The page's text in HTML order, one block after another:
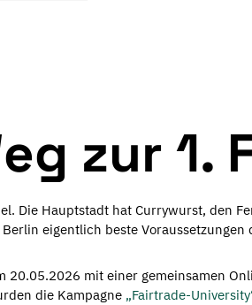
zur 1.
Die Hauptstadt hat Currywurst, den
eigentlich beste Voraussetzungen
20.05.2026 mit einer gemeinsamen
die Kampagne „Fairtrade-